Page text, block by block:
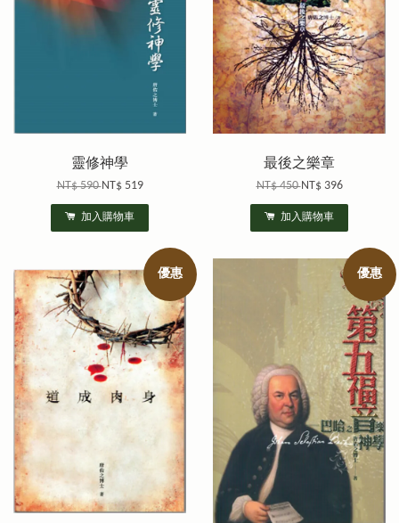
靈修神學
NT$ 590NT$ 519
加入購物車
最後之樂章
NT$ 450NT$ 396
加入購物車
優惠 優惠